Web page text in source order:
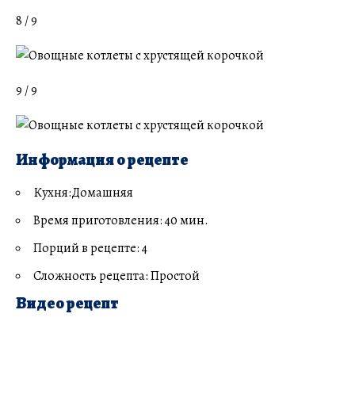
8 / 9
9 / 9
Информация о рецепте
Кухня:Домашняя
Время приготовления: 40 мин.
Порций в рецепте: 4
Сложность рецепта: Простой
Видео рецепт